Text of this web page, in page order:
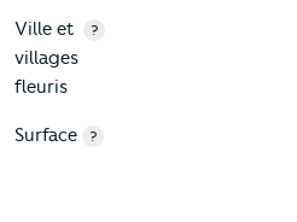
Ville et
villages
fleuris
?
Surface ?